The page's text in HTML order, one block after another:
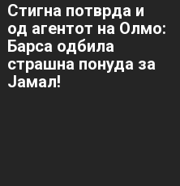
Стигна потврда и
од агентот на Олмо:
Барса одбила
страшна понуда за
Јамал!